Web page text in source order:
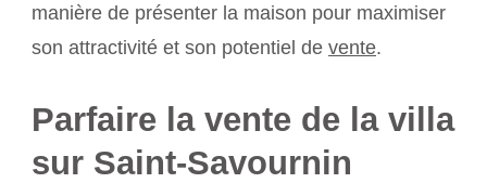
manière de présenter la maison pour maximiser
son attractivité et son potentiel de vente.
Parfaire la vente de la villa
sur Saint-Savournin